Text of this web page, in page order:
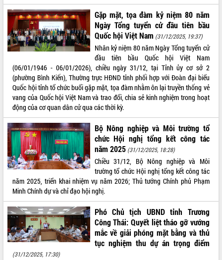
Hội nghị UBND tỉnh Đắk Lắk thường kỳ
tháng 7/2026
Lễ truy tặng danh hiệu “Bà Mẹ Việt
Nam Anh hùng” và trao Huân chương
Lao động
UBND tỉnh Đắk Lắk triển khai nhiệm
vụ 6 tháng cuối năm 2026
Kỳ họp thứ Hai, Hội đồng nhân dân
tỉnh khóa XI quyết nghị nhiều nội dung
quan trọng
Bí thư Tỉnh ủy Lương Nguyễn Minh
Triết thăm, tặng quà người có công với
cách mạng
Rà soát, hoàn thiện hệ thống thiết chế
văn hóa, thể thao đáp ứng yêu cầu
phát triển mới
Thường trực HĐND tỉnh Đắk Lắk gặp
mặt Đoàn chuyên gia y tế TP. Hồ Chí
Minh
Lễ truy điệu và an táng hài cốt liệt sĩ
tại Nghĩa trang Liệt sĩ xã Sơn Hòa
Bàn giải pháp tháo gỡ khó khăn trong
xuất khẩu sầu riêng và triển khai quy
định EUDR
LIÊN KẾT WEB
THỐNG KÊ TRUY CẬP
Hôm nay: 1523
Tất cả: 66046846
Gặp mặt, tọa đàm kỷ niệm 80 năm
Ngày Tổng tuyển cử đầu tiên bầu
Quốc hội Việt Nam (31/12/2025, 19:37)
Nhân kỷ niệm 80 năm Ngày Tổng tuyển cử
đầu tiên bầu Quốc hội Việt Nam
(06/01/1946 - 06/01/2026), chiều ngày 31/12, tại Tỉnh ủy cơ sở 2
(phường Bình Kiến), Thường trực HĐND tỉnh phối hợp với Đoàn đại biểu
Quốc hội tỉnh tổ chức buổi gặp mặt, tọa đàm nhằm ôn lại truyền thống vẻ
vang của Quốc hội Việt Nam và trao đổi, chia sẻ kinh nghiệm trong hoạt
động của cơ quan dân cử qua các thời kỳ.
Bộ Nông nghiệp và Môi trường tổ
chức Hội nghị tổng kết công tác
năm 2025 (31/12/2025, 18:28)
Chiều 31/12, Bộ Nông nghiệp và Môi
trường tổ chức Hội nghị tổng kết công tác
năm 2025, triển khai nhiệm vụ năm 2026; Thủ tướng Chính phủ Phạm
Minh Chính dự và chỉ đạo hội nghị.
Phó Chủ tịch UBND tỉnh Trương
Công Thái: Quyết liệt tháo gỡ vướng
mắc về giải phóng mặt bằng và thủ
tục nghiệm thu dự án trọng điểm
(31/12/2025, 17:30)